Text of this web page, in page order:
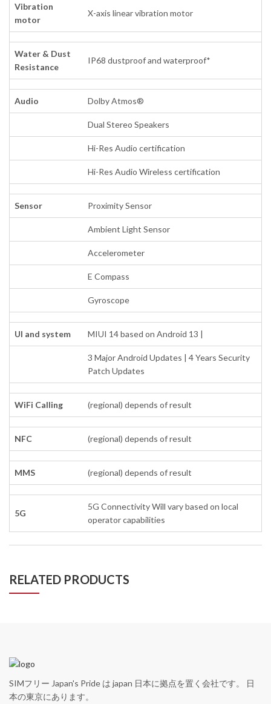
Vibration
motor
X-axis linear vibration motor
Water & Dust
Resistance
IP68 dustproof and waterproof*
Audio Dolby Atmos®
Dual Stereo Speakers
Hi-Res Audio certification
Hi-Res Audio Wireless certification
Sensor Proximity Sensor
Ambient Light Sensor
Accelerometer
E Compass
Gyroscope
UI and system MIUI 14 based on Android 13 |
3 Major Android Updates | 4 Years Security
Patch Updates
WiFi Calling (regional) depends of result
NFC (regional) depends of result
MMS (regional) depends of result
5G
5G Connectivity Will vary based on local
operator capabilities
RELATED PRODUCTS
SIMフリー Japan's Pride は japan 日本に拠点を置く会社です。 日
本の東京にあります。